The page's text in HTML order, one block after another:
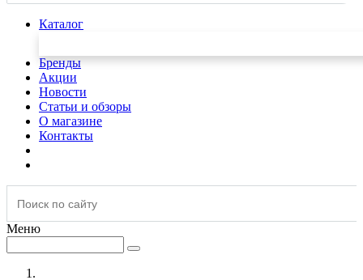
Каталог
Бренды
Акции
Новости
Статьи и обзоры
О магазине
Контакты
Меню